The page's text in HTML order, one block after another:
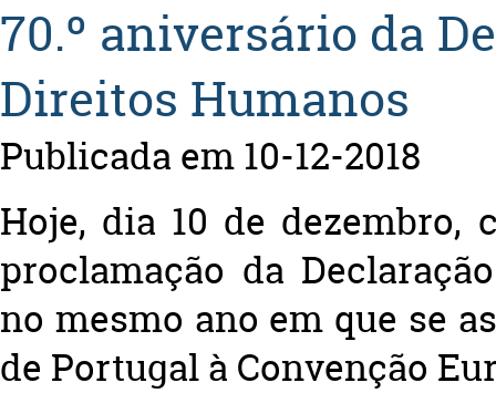
70.º aniversário da
Direitos Humanos
Publicada em 10-12-2018
Hoje, dia 10 de dezembro,
proclamação da
no mesmo ano em que se
de Portugal à Convenção